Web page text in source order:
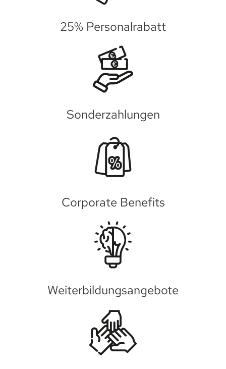
25% Personalrabatt
Sonderzahlungen
Corporate Benefits
Weiterbildungsangebote